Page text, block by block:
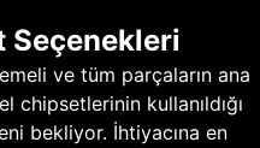
Seçenekleri
ve tüm parçaların ana
chipsetlerinin kullanıldığı
bekliyor. İhtiyacına en